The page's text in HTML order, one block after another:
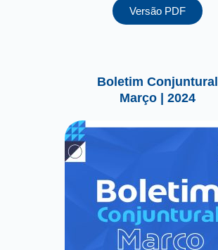
Versão PDF
Boletim Conjuntural
Março | 2024